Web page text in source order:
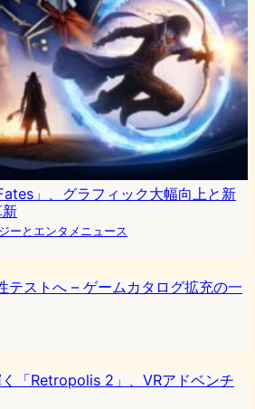
」、グラフィック大幅向上と新
ーとエンタメニュース
テストへ – ゲームカタログ拡充の一
「Retropolis 2」、VRアドベンチ